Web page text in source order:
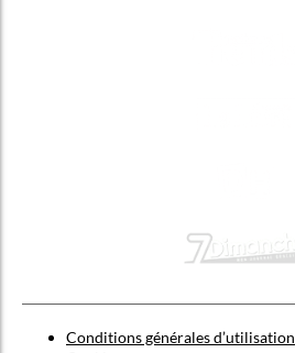
Conditions générales d’utilisation